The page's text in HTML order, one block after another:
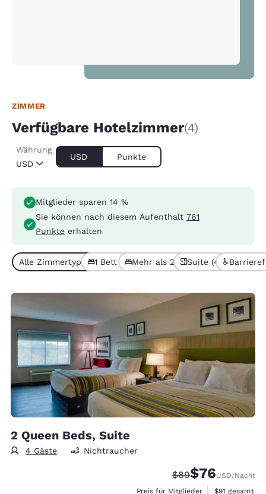
ZIMMER
Verfügbare Hotelzimmer(4)
USD
Währung
USD Punkte
Mitglieder sparen 14 %
Sie können nach diesem Aufenthalt 761
Punkte erhalten
Alle Zimmertypen (4)1 Bett (2)Mehr als 2 Betten (2)
Suite (4)
2 Queen Beds, Suite
4 Gäste Nichtraucher
Durchgestrichener
$89Vergünstigter
$76USD/Nacht
Preis für Mitglieder
Geschätzte
$91 gesamt